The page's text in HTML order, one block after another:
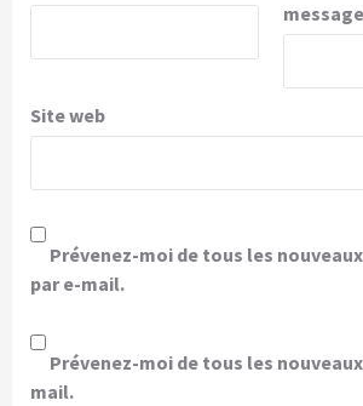
Site web
Prévenez-moi de tous les
par e-mail.
Prévenez-moi de tous les
mail.